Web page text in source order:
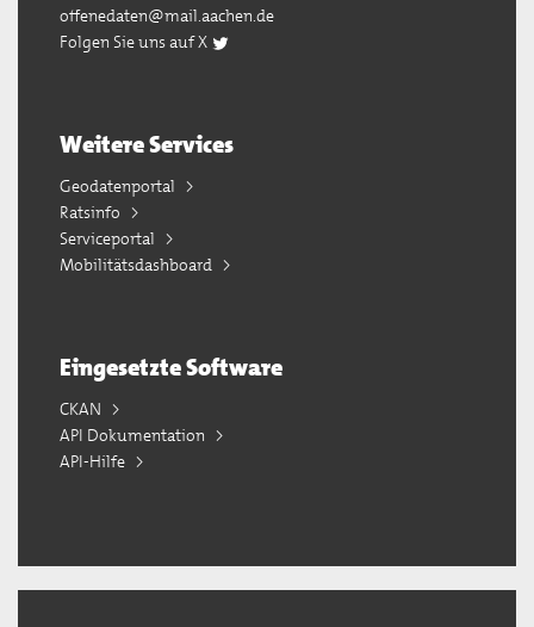
offenedaten@mail.aachen.de
Folgen Sie uns auf X
Weitere Services
Geodatenportal
Ratsinfo
Serviceportal
Mobilitätsdashboard
Eingesetzte Software
CKAN
API Dokumentation
API-Hilfe